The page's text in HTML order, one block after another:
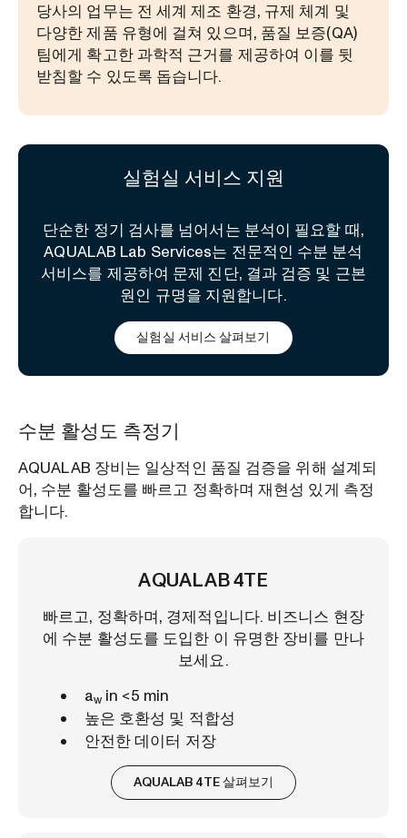
당사의 업무는 전 세계 제조 환경, 규제 체계 및
다양한 제품 유형에 걸쳐 있으며, 품질 보증(QA)
팀에게 확고한 과학적 근거를 제공하여 이를 뒷
받침할 수 있도록 돕습니다.
실험실 서비스 지원
단순한 정기 검사를 넘어서는 분석이 필요할 때,
AQUALAB Lab Services는 전문적인 수분 분석
서비스를 제공하여 문제 진단, 결과 검증 및 근본
원인 규명을 지원합니다.
실험실 서비스 살펴보기
수분 활성도 측정기
AQUALAB 장비는 일상적인 품질 검증을 위해 설계되
어, 수분 활성도를 빠르고 정확하며 재현성 있게 측정
합니다.
AQUALAB 4TE
빠르고, 정확하며, 경제적입니다. 비즈니스 현장
에 수분 활성도를 도입한 이 유명한 장비를 만나
보세요.
aw in <5 min
높은 호환성 및 적합성
안전한 데이터 저장
AQUALAB 4TE 살펴보기